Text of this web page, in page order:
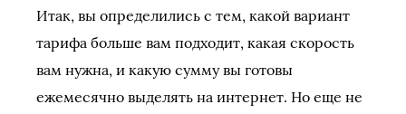
Итак, вы определились с тем, какой вариант
тарифа больше вам подходит, какая скорость
вам нужна, и какую сумму вы готовы
ежемесячно выделять на интернет. Но еще не